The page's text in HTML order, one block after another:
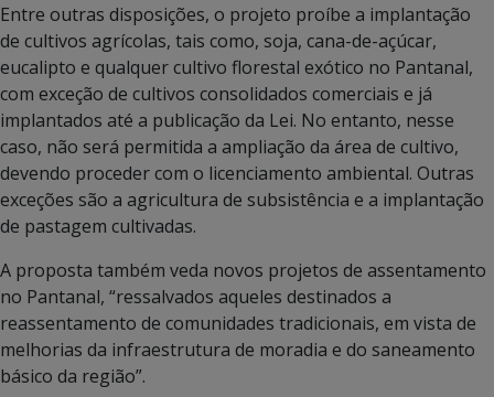
Entre outras disposições, o projeto proíbe a implantação
de cultivos agrícolas, tais como, soja, cana-de-açúcar,
eucalipto e qualquer cultivo florestal exótico no Pantanal,
com exceção de cultivos consolidados comerciais e já
implantados até a publicação da Lei. No entanto, nesse
caso, não será permitida a ampliação da área de cultivo,
devendo proceder com o licenciamento ambiental. Outras
exceções são a agricultura de subsistência e a implantação
de pastagem cultivadas.
A proposta também veda novos projetos de assentamento
no Pantanal, “ressalvados aqueles destinados a
reassentamento de comunidades tradicionais, em vista de
melhorias da infraestrutura de moradia e do saneamento
básico da região”.